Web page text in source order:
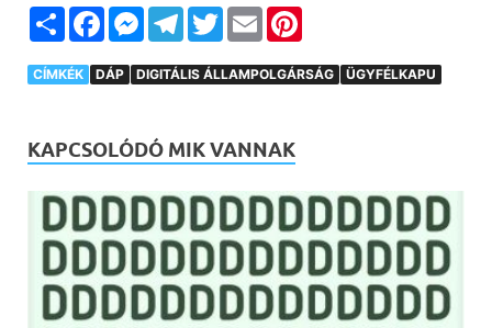
Megosztás
FacebookMessenger
Telegram
TwitterEmail
CÍMKÉK DÁP DIGITÁLIS ÁLLAMPOLGÁRSÁG ÜGYFÉLKAPU
KAPCSOLÓDÓ MIK VANNAK